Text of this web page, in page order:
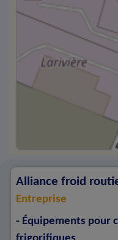
Alliance froid
Entreprise
- Équipements pour